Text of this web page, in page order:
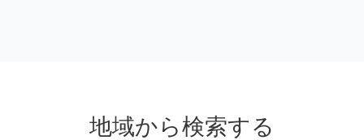
地域から検索する